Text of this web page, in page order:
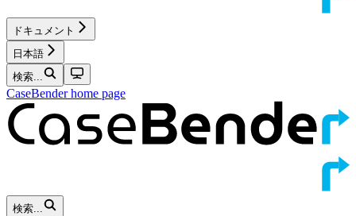
ドキュメント
日本語
検索...
CaseBenderhome page
検索...